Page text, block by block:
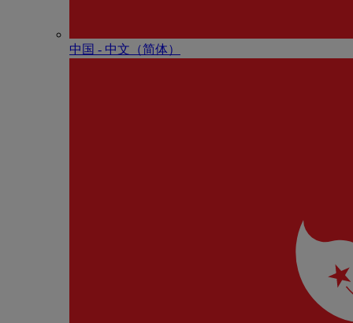
中国 - 中⽂（简体）